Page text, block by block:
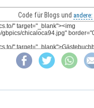
Code für Blogs und andere: